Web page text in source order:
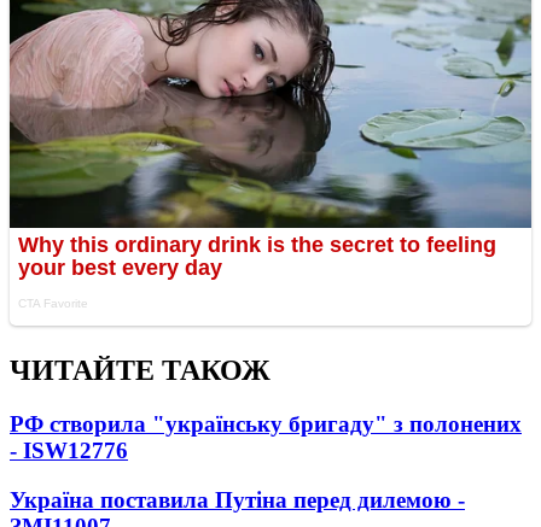
ЧИТАЙТЕ ТАКОЖ
РФ створила "українську бригаду" з полонених
- ISW12776
Україна поставила Путіна перед дилемою -